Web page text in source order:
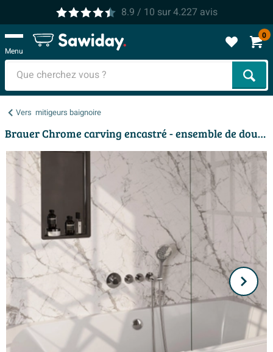
8.9 / 10 sur4.227 avis
Menu
0
Vers mitigeurs baignoire
Brauer Chrome carving encastré - ensemble de douche - 3 boutons carving - douchette ronde 3 positions - chrome